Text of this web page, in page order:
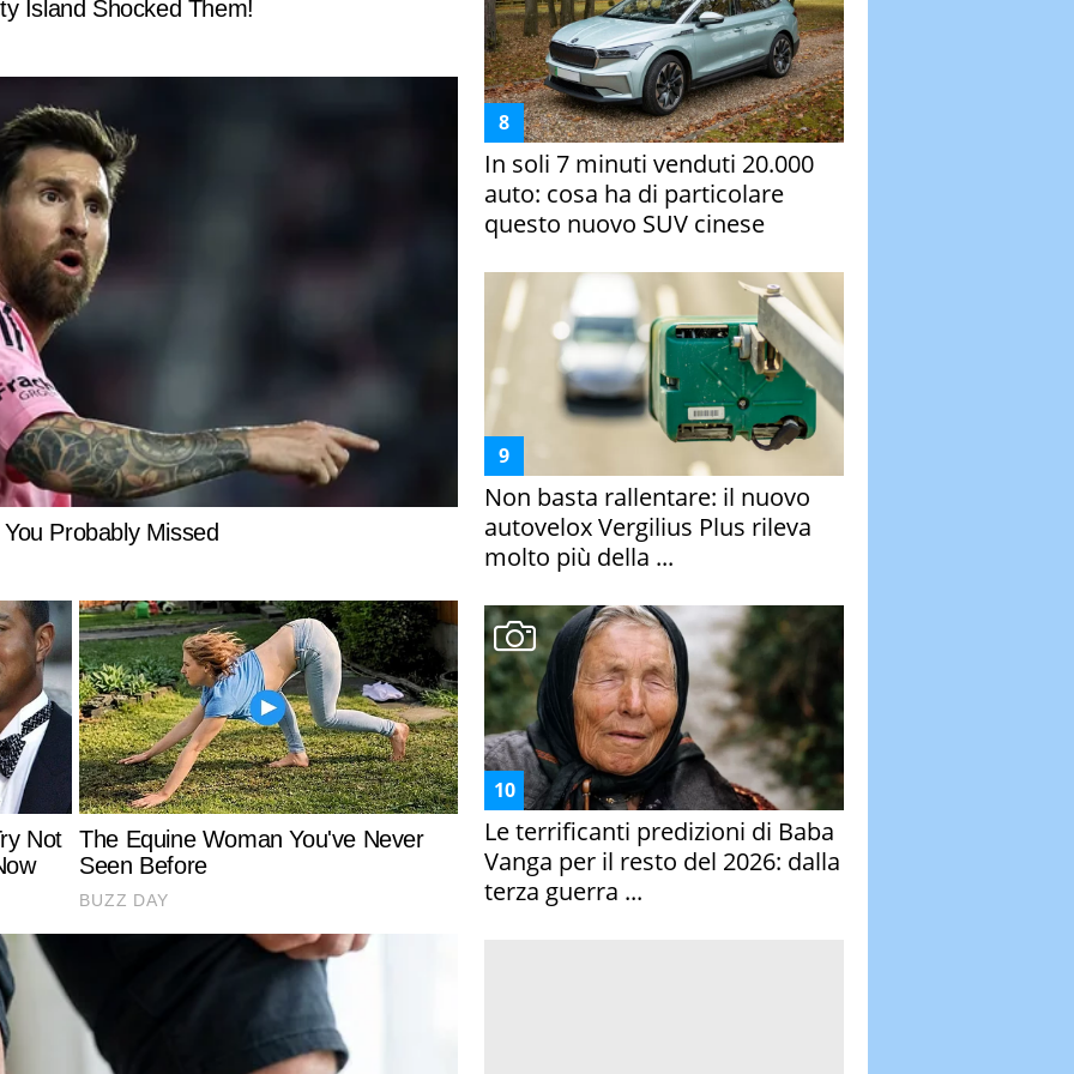
In soli 7 minuti venduti 20.000
auto: cosa ha di particolare
questo nuovo SUV cinese
Non basta rallentare: il nuovo
autovelox Vergilius Plus rileva
molto più della ...
Le terrificanti predizioni di Baba
Vanga per il resto del 2026: dalla
terza guerra ...